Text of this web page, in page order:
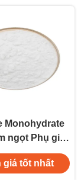
Monohydrate
ngọt Phụ gia
Alpha-D-
Monohydrate
giá tốt nhất